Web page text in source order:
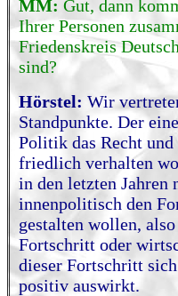
MM: Gut, dann
Ihrer Personen
Friedenskreis
sind?
Hörstel: Wir
Standpunkte. Der
Politik das Recht und
friedlich verhalten
in den letzten Jahren
innenpolitisch den
gestalten wollen,
Fortschritt oder
dieser Fortschritt
positiv auswirkt.